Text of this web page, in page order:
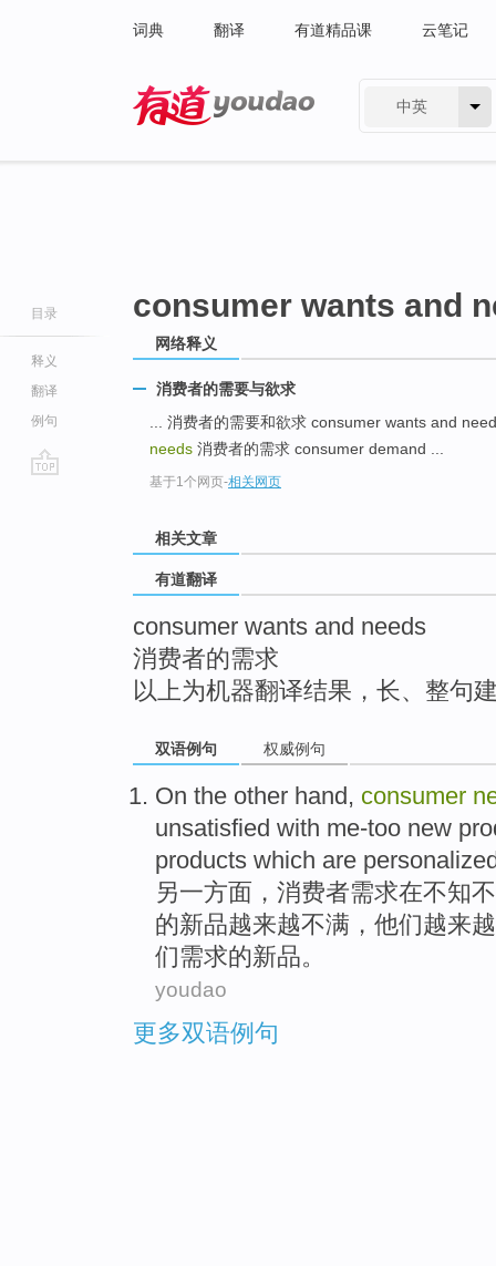
词典 翻译 有道精品课 云笔记
中英
目录
释义
翻译
例句
consumer wants and
网络释义
消费者的需要与欲求
... 消费者的需要和欲求 consumer wants and
needs 消费者的需求 consumer demand ...
基于1个网页-相关网页
相关文章
有道翻译
consumer wants and needs
消费者的需求
以上为机器翻译结果，长、整句
双语例句 权威例句
On the other hand, consumer
unsatisfied with me-too new
products which are
另一方面， 消费者需求在不知
的新品越来越不满，他们越来越
们需求的新品。
youdao
更多双语例句